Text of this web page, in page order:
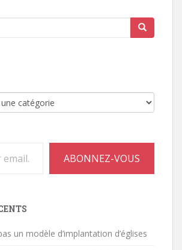
ABONNEZ-VOUS
un modèle d’implantation d’églises